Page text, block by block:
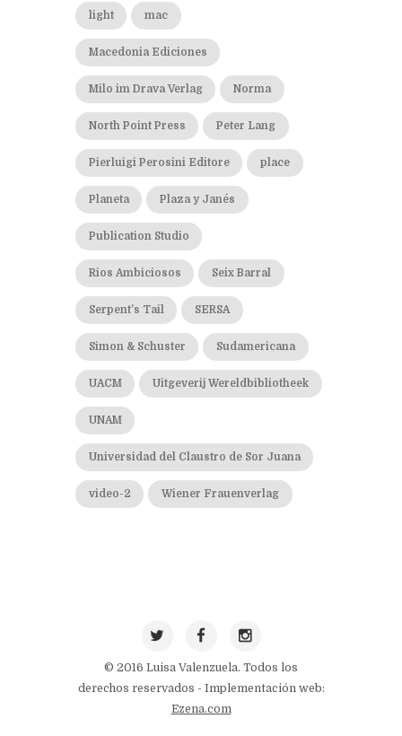
light mac
Macedonia Ediciones
Milo im Drava Verlag Norma
North Point Press Peter Lang
Pierluigi Perosini Editore place
Planeta Plaza y Janés
Publication Studio
Rios Ambiciosos Seix Barral
Serpent’s Tail SERSA
Simon & Schuster Sudamericana
UACM Uitgeverij Wereldbibliotheek
UNAM
Universidad del Claustro de Sor Juana
video-2 Wiener Frauenverlag
© 2016 Luisa Valenzuela. Todos los
derechos reservados - Implementación web:
Ezena.com